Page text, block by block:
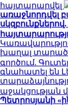
հայտարարվել
առաջնորդվել
խաղալ
գործում.
գնահատել են
աջակցության
Պետրոսյանի